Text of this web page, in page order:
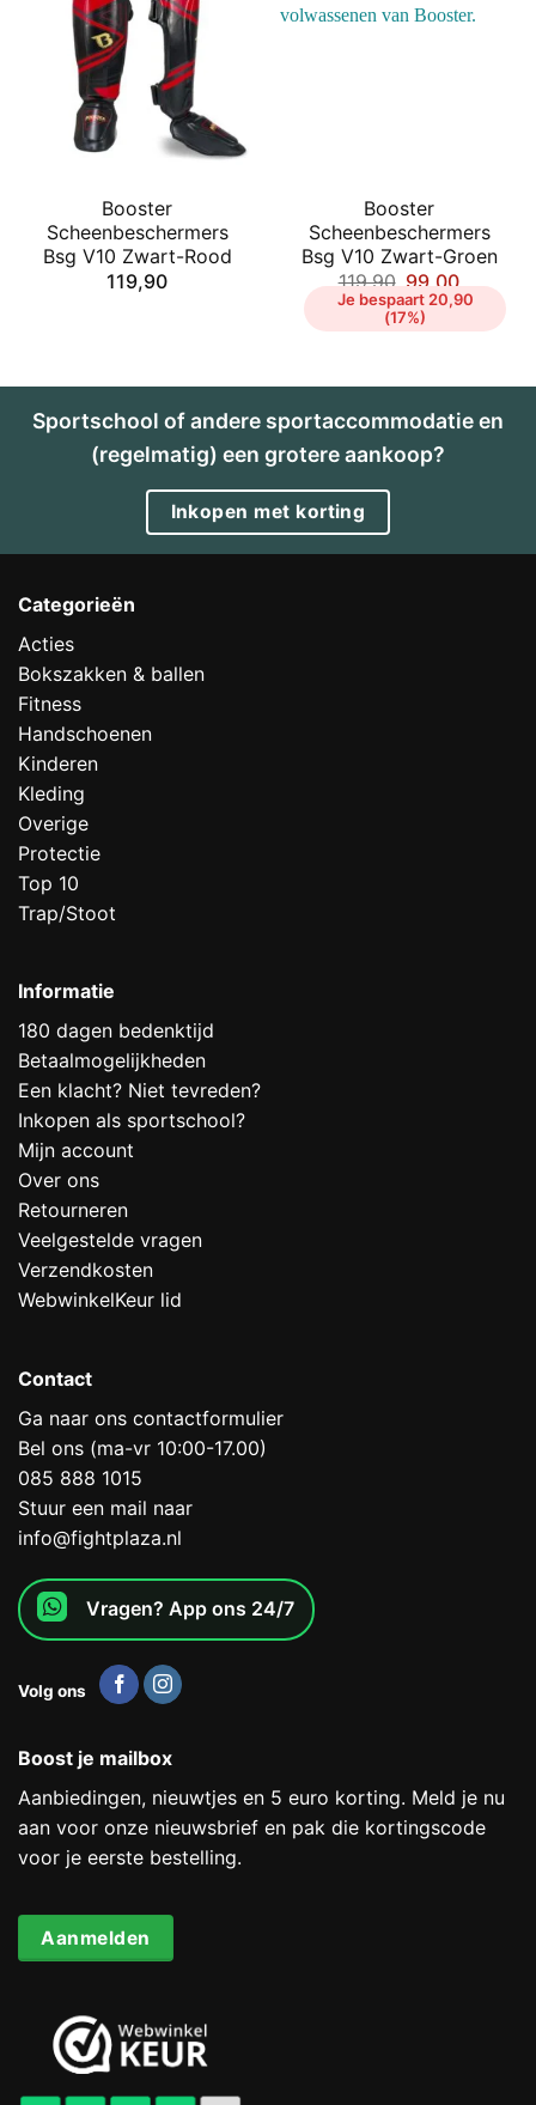
Booster
Scheenbeschermers
Bsg V10 Zwart-Rood
119,90
Booster
Scheenbeschermers
Bsg V10 Zwart-Groen
119,90 99,00
Je bespaart 20,90
(17%)
Sportschool of andere sportaccommodatie en
(regelmatig) een grotere aankoop?
Inkopen met korting
Categorieën
Acties
Bokszakken & ballen
Fitness
Handschoenen
Kinderen
Kleding
Overige
Protectie
Top 10
Trap/Stoot
Informatie
180 dagen bedenktijd
Betaalmogelijkheden
Een klacht? Niet tevreden?
Inkopen als sportschool?
Mijn account
Over ons
Retourneren
Veelgestelde vragen
Verzendkosten
WebwinkelKeur lid
Contact
Ga naar ons contactformulier
Bel ons (ma-vr 10:00-17.00)
085 888 1015
Stuur een mail naar
info@fightplaza.nl
Vragen? App ons 24/7
Volg ons
Boost je mailbox
Aanbiedingen, nieuwtjes en 5 euro korting. Meld je nu
aan voor onze nieuwsbrief en pak die kortingscode
voor je eerste bestelling.
Aanmelden